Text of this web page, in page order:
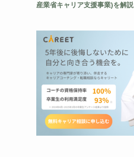
産業省キャリア支援事業)を解説